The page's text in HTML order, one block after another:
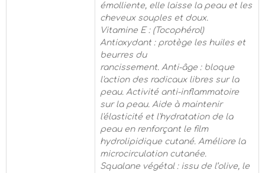
émolliente, elle laisse la peau et les
cheveux souples et doux.
Vitamine E : (Tocophérol)
Antioxydant : protège les huiles et
beurres du
rancissement. Anti-âge : bloque
l'action des radicaux libres sur la
peau. Activité anti-inflammatoire
sur la peau. Aide à maintenir
l'élasticité et l'hydratation de la
peau en renforçant le film
hydrolipidique cutané. Améliore la
microcirculation cutanée.
Squalane végétal : issu de l’olive, le